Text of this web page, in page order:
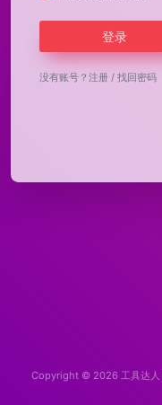
登录
没有账号？ 注册 / 找回密码
Copyright © 2026 工具达人